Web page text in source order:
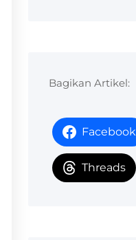
Bagikan Artikel:
Facebook
Threads